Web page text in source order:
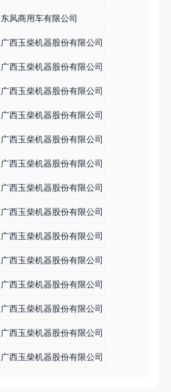
东风商用车有限公司
广西玉柴机器股份有限公司
广西玉柴机器股份有限公司
广西玉柴机器股份有限公司
广西玉柴机器股份有限公司
广西玉柴机器股份有限公司
广西玉柴机器股份有限公司
广西玉柴机器股份有限公司
广西玉柴机器股份有限公司
广西玉柴机器股份有限公司
广西玉柴机器股份有限公司
广西玉柴机器股份有限公司
广西玉柴机器股份有限公司
广西玉柴机器股份有限公司
广西玉柴机器股份有限公司